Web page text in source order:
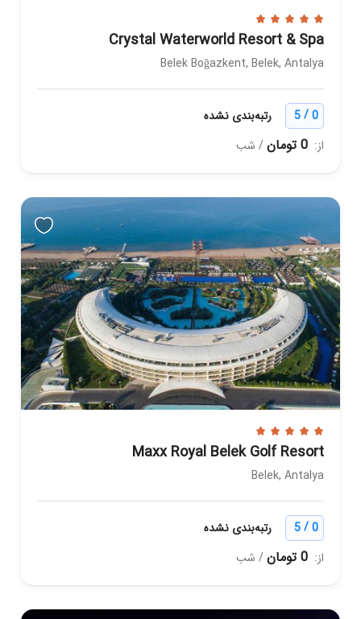
Crystal Waterworld Resort & Spa
Belek Boğazkent, Belek, Antalya
0
/
رتبه‌بندی نشده
از: 0 تومان / شب
Maxx Royal Belek Golf Resort
Belek, Antalya
0
/
رتبه‌بندی نشده
از: 0 تومان / شب